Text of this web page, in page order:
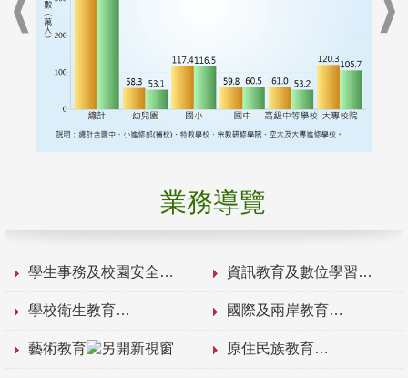
業務導覽
學生事務及校園安全 資訊教育及數位學習
學校衛生教育 國際及兩岸教育
藝術教育 原住民族教育